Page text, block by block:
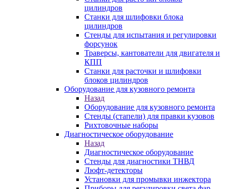
цилиндров
Станки для шлифовки блока
цилиндров
Стенды для испытания и регулировки
форсунок
Траверсы, кантователи для двигателя и
КПП
Станки для расточки и шлифовки
блоков цилиндров
Оборудование для кузовного ремонта
Назад
Оборудование для кузовного ремонта
Стенды (стапели) для правки кузовов
Рихтовочные наборы
Диагностическое оборудование
Назад
Диагностическое оборудование
Стенды для диагностики ТНВД
Люфт-детекторы
Установки для промывки инжектора